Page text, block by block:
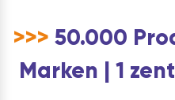
>>> 50.000
Marken | 1